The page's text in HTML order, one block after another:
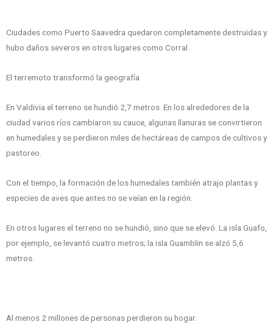
Ciudades como Puerto Saavedra quedaron completamente destruidas y
hubo daños severos en otros lugares como Corral.
El terremoto transformó la geografía
En Valdivia el terreno se hundió 2,7 metros. En los alrededores de la
ciudad varios ríos cambiaron su cauce, algunas llanuras se convirtieron
en humedales y se perdieron miles de hectáreas de campos de cultivos y
pastoreo.
Con el tiempo, la formación de los humedales también atrajo plantas y
especies de aves que antes no se veían en la región.
En otros lugares el terreno no se hundió, sino que se elevó. La isla Guafo,
por ejemplo, se levantó cuatro metros; la isla Guamblin se alzó 5,6
metros.
Al menos 2 millones de personas perdieron su hogar.